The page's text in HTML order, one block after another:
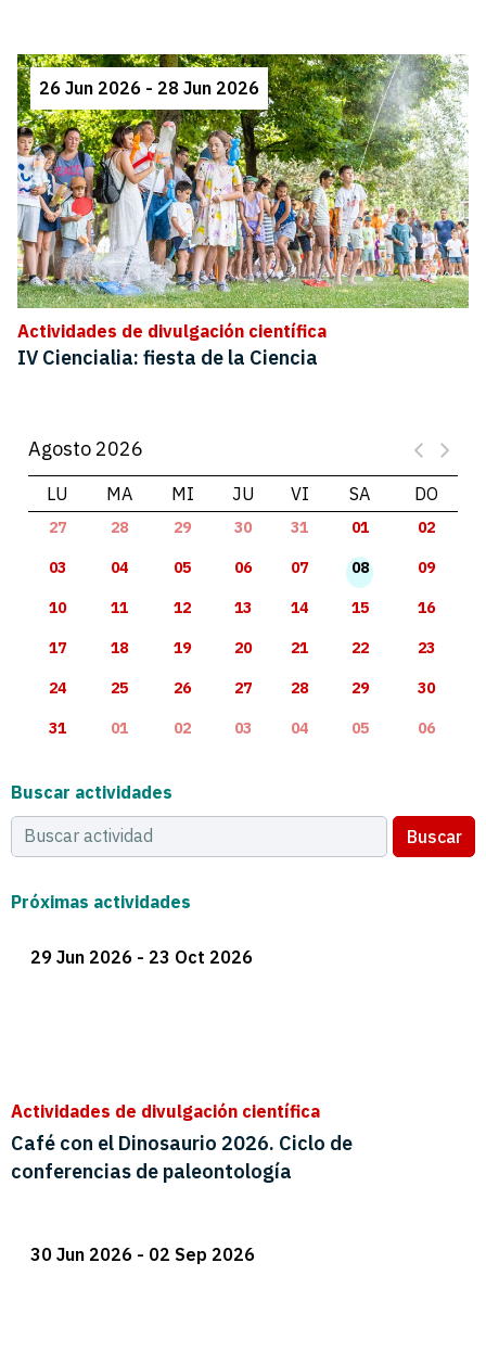
26 Jun 2026 - 28 Jun 2026
Actividades de divulgación científica
IV Ciencialia: fiesta de la Ciencia
Agosto 2026
LU MA MI JU VI SA DO
27 28 29 30 31 01 02
03 04 05 06 07 08 09
10 11 12 13 14 15 16
17 18 19 20 21 22 23
24 25 26 27 28 29 30
31 01 02 03 04 05 06
Buscar actividades
Buscar
Próximas actividades